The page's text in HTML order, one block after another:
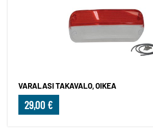
VARALASI TAKAVALO, OIKEA
29,00 €